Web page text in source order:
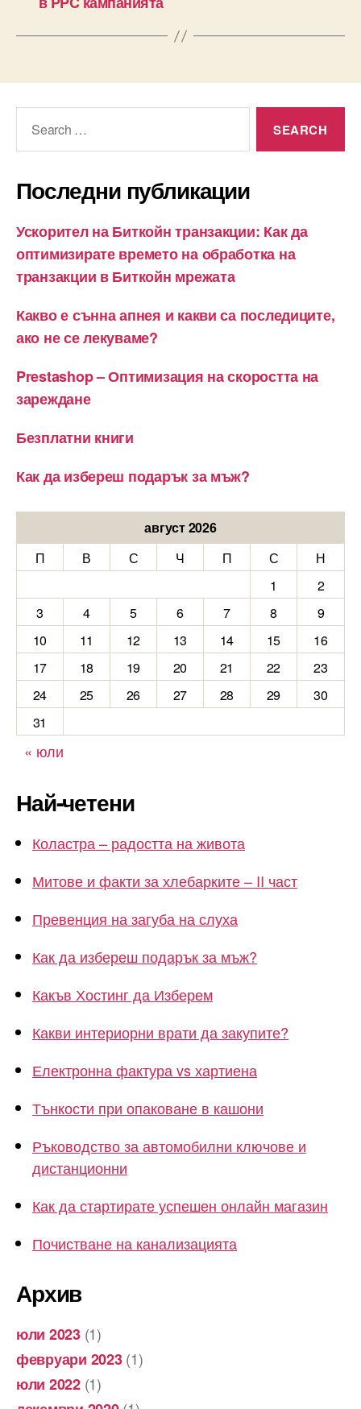
Последни публикации
Ускорител на Биткойн транзакции: Как да
оптимизирате времето на обработка на
транзакции в Биткойн мрежата
Какво е сънна апнея и какви са последиците,
ако не се лекуваме?
Prestashop – Оптимизация на скоростта на
зареждане
Безплатни книги
Как да избереш подарък за мъж?
август 2026
П
В С Ч П С
Н
1
2
3
4 5 6 7 8
9
10
11 12 13 14 15
16
17
18 19 20 21 22
23
24
25 26 27 28 29
30
31
« юли
Най-четени
Коластра – радостта на живота
Митове и факти за хлебарките – II част
Превенция на загуба на слуха
Как да избереш подарък за мъж?
Какъв Хостинг да Изберем
Какви интериорни врати да закупите?
Електронна фактура vs хартиена
Тънкости при опаковане в кашони
Ръководство за автомобилни ключове и
дистанционни
Как да стартирате успешен онлайн магазин
Почистване на канализацията
Архив
юли 2023(1)
февруари 2023(1)
юли 2022(1)